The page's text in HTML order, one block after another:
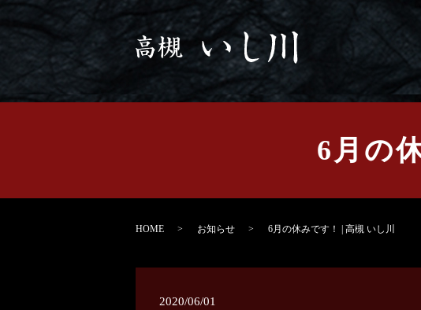
6月の
HOME お知らせ 6月の休みです！ | 高槻 いし川
2020/06/01